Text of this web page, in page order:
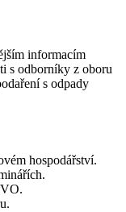
informacím
s odborníky z oboru
s odpady
hospodářství.